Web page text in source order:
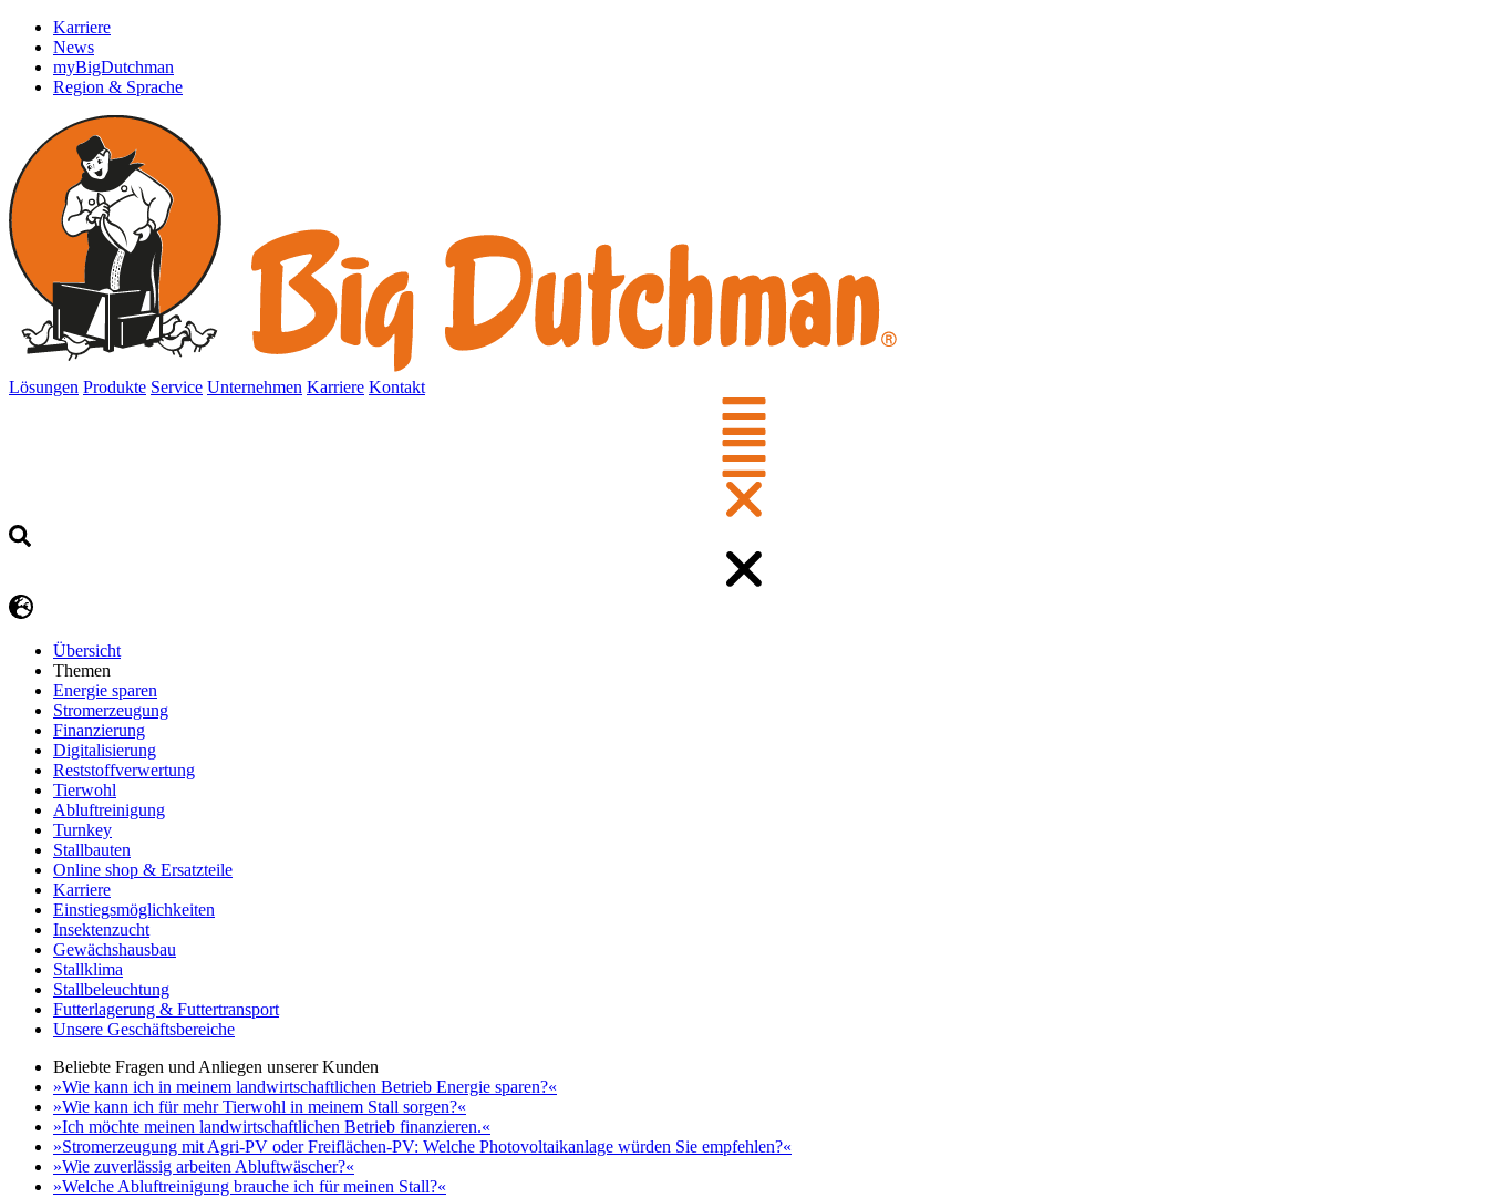
Karriere
News
myBigDutchman
Region & Sprache
Lösungen Produkte Service Unternehmen Karriere Kontakt
Übersicht
Themen
Energie sparen
Stromerzeugung
Finanzierung
Digitalisierung
Reststoffverwertung
Tierwohl
Abluftreinigung
Turnkey
Stallbauten
Online shop & Ersatzteile
Karriere
Einstiegsmöglichkeiten
Insektenzucht
Gewächshausbau
Stallklima
Stallbeleuchtung
Futterlagerung & Futtertransport
Unsere Geschäftsbereiche
Beliebte Fragen und Anliegen unserer Kunden
»Wie kann ich in meinem landwirtschaftlichen Betrieb Energie sparen?«
»Wie kann ich für mehr Tierwohl in meinem Stall sorgen?«
»Ich möchte meinen landwirtschaftlichen Betrieb finanzieren.«
»Stromerzeugung mit Agri-PV oder Freiflächen-PV: Welche Photovoltaikanlage würden Sie empfehlen?«
»Wie zuverlässig arbeiten Abluftwäscher?«
»Welche Abluftreinigung brauche ich für meinen Stall?«